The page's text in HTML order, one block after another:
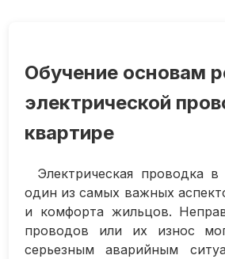
Обучение основам
электрической
квартире
Электрическая проводка
один из самых важных
и комфорта жильцов.
проводов или их износ
серьезным аварийным